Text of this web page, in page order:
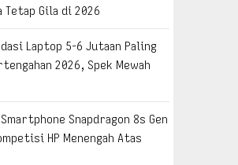
Gila di 2026
Laptop 5-6 Jutaan Paling
2026, Spek Mewah
Snapdragon 8s Gen
HP Menengah Atas